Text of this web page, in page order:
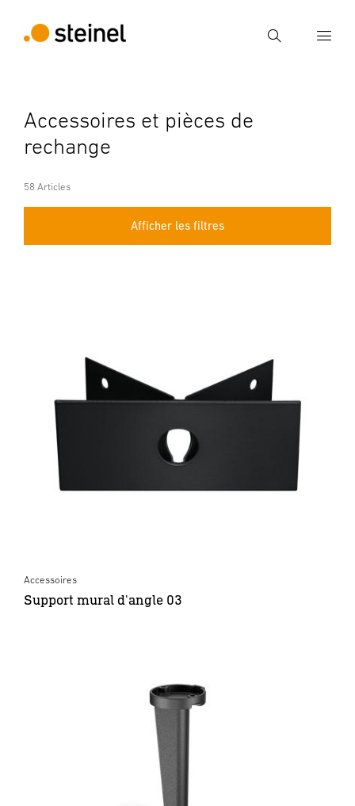
Recherche
Recherche
Accessoires et pièces de
rechange
58 Articles
Afficher les filtres
Accessoires
Support mural d'angle 03